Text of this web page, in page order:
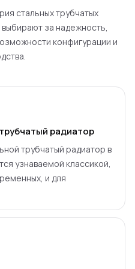
стальных трубчатых
за надежность,
конфигурации и
радиатор
трубчатый радиатор в
узнаваемой классикой,
и для